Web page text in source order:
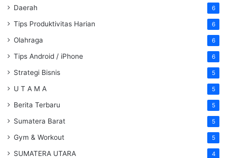
Daerah 6
Tips Produktivitas Harian 6
Olahraga 6
Tips Android / iPhone 6
Strategi Bisnis 5
U T A M A 5
Berita Terbaru 5
Sumatera Barat 5
Gym & Workout 5
SUMATERA UTARA 4